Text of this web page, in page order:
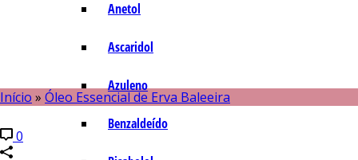
Anetol
Ascaridol
Azuleno
Benzaldeído
Início » Óleo Essencial de Erva Baleeira
0